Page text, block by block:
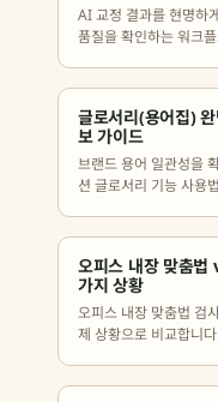
AI 교정 결과를 현명하
품질을 확인하는 워크
글로서리(용어집)
보 가이드
브랜드 용어 일관성을
션 글로서리 기능 사용
오피스 내장 맞춤
가지 상황
오피스 내장 맞춤법 검
제 상황으로 비교합니